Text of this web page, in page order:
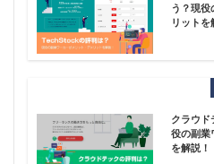
う？現
リットを
クラウド
役の副業
を解説！